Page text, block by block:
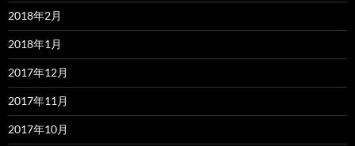
2018年2月
2018年1月
2017年12月
2017年11月
2017年10月